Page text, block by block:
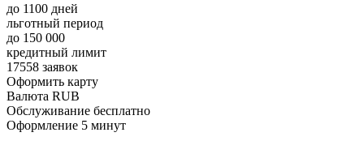
до 1100 дней
льготный период
до 150 000
кредитный лимит
17558 заявок
Оформить карту
Валюта RUB
Обслуживание бесплатно
Оформление 5 минут